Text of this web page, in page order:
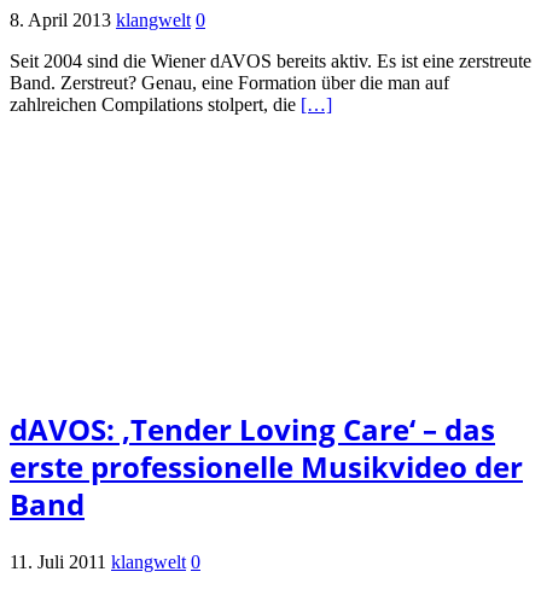
8. April 2013 klangwelt 0
Seit 2004 sind die Wiener dAVOS bereits aktiv. Es ist eine zerstreute
Band. Zerstreut? Genau, eine Formation über die man auf
zahlreichen Compilations stolpert, die […]
dAVOS: ‚Tender Loving Care‘ – das
erste professionelle Musikvideo der
Band
11. Juli 2011 klangwelt 0